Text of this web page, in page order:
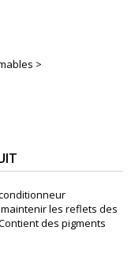
>
les reflets des
des pigments